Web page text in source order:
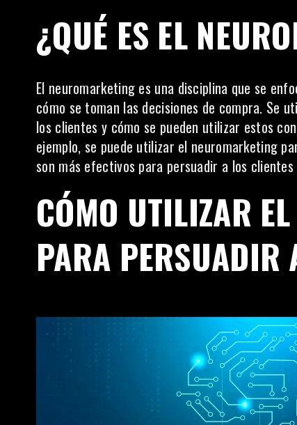
¿QUÉ ES EL
El neuromarketing es una disciplina que se
cómo se toman las decisiones de compra. Se
los clientes y cómo se pueden utilizar estos
ejemplo, se puede utilizar el neuromarketing
son más efectivos para persuadir a los
CÓMO UTILIZAR
PARA PERSUADIR